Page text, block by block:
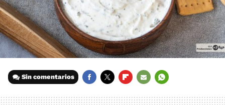
Sin comentarios